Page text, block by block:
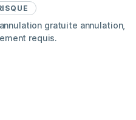
gratuite annulation,
requis.